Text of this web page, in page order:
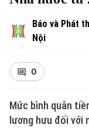
Báo và Phát
Nội
0
Mức bình quân
lương hưu đối với